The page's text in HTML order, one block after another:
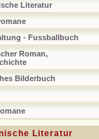
Literatur
- Fussballbuch
Roman,
Bilderbuch
Literatur